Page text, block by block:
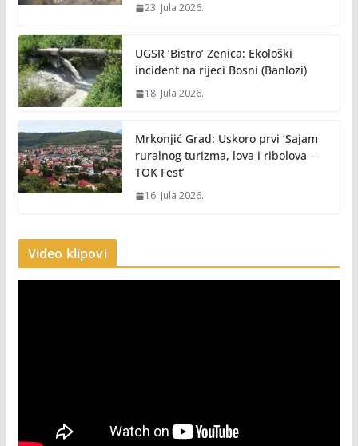
23. Jula 2026.
UGSR ‘Bistro’ Zenica: Ekološki
incident na rijeci Bosni (Banlozi)
18. Jula 2026.
Mrkonjić Grad: Uskoro prvi ‘Sajam
ruralnog turizma, lova i ribolova –
TOK Fest’
16. Jula 2026.
Video klipovi